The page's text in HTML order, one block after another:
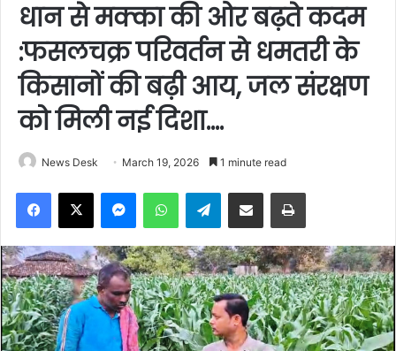
धान से मक्का की ओर बढ़ते कदम
:फसलचक्र परिवर्तन से धमतरी के
किसानों की बढ़ी आय, जल संरक्षण
को मिली नई दिशा….
News Desk March 19, 2026 1 minute read
Facebook
X MessengerWhatsAppTelegramShare via Email Print